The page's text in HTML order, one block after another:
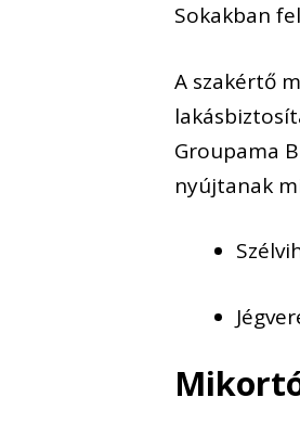
Sokakban
A szakértő
Groupama
nyújtanak